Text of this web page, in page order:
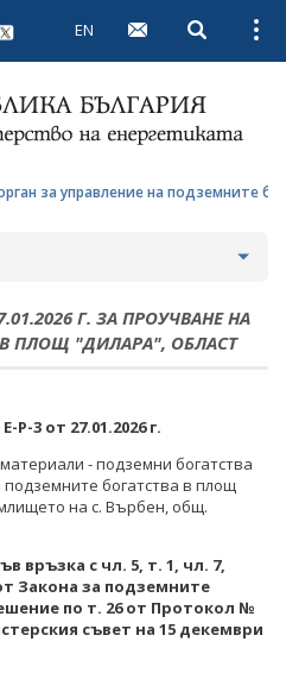
EN Open
за управление на подземните
ОТ ЗАСЕДАНИЯТА
В ЕНЕРГЕТИКАТА
НА
И
ИЗТОЧНИЦИ
Г. ЗА ПРОУЧВАНЕ НА
ПЛОЩ "ДИЛАРА", ОБЛАСТ
Р-3 от 27.01.2026 г.
- подземни богатства
подземните богатства в площ
на с. Върбен, общ.
връзка с чл. 5, т. 1, чл. 7,
Закона за подземните
по т. 26 от Протокол №
съвет на 15 декември